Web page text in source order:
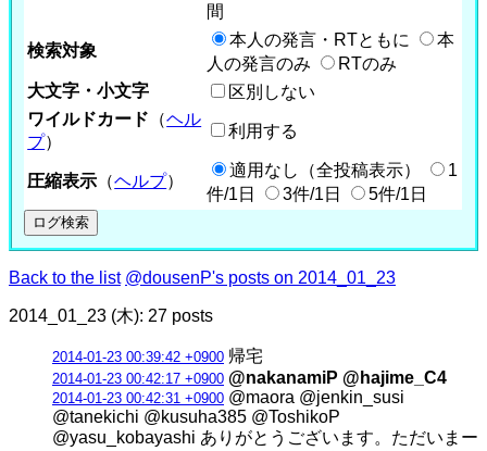
間
検索対象
本人の発言・RTともに
本
人の発言のみ
RTのみ
大文字・小文字
区別しない
ワイルドカード （ヘル
プ）
利用する
圧縮表示 （ヘルプ）
適用なし（全投稿表示）
1
件/1日
3件/1日 5件/1日
Back to the list @dousenP's posts on 2014_01_23
2014_01_23 (木): 27 posts
2014-01-23 00:39:42 +0900 帰宅
2014-01-23 00:42:17 +0900 @nakanamiP @hajime_C4
2014-01-23 00:42:31 +0900 @maora @jenkin_susi
@tanekichi @kusuha385 @ToshikoP
@yasu_kobayashi ありがとうございます。ただいまー